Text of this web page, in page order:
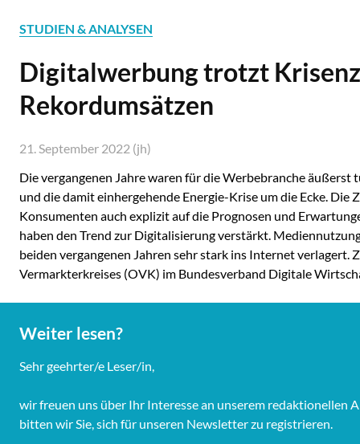
STUDIEN & ANALYSEN
Digitalwerbung trotzt
Rekordumsätzen
21. September 2022 (jh)
Die vergangenen Jahre waren für die Werbebranche
und die damit einhergehende Energie-Krise um die Ecke.
Konsumenten auch explizit auf die Prognosen und
haben den Trend zur Digitalisierung verstärkt.
beiden vergangenen Jahren sehr stark ins Internet verlagert.
Vermarkterkreises (OVK) im Bundesverband Digitale
Weiter lesen?
Sehr geehrter/e Leser/in,
wir freuen uns über Ihr Interesse an unserem redaktionellen
bitten wir Sie, sich für unseren Newsletter zu registrieren.